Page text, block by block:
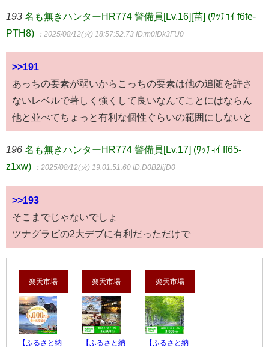
193 名も無きハンターHR774 警備員[Lv.16][苗] (ﾜｯﾁｮｲ f6fe-
PTH8)
：2025/08/12(火) 18:57:52.73 ID:m0IDk3FU0
>>191
あっちの要素が弱いからこっちの要素は他の追随を許さ
ないレベルで著しく強くして良いなんてことにはならん
他と並べてちょっと有利な個性ぐらいの範囲にしないと
196 名も無きハンターHR774 警備員[Lv.17] (ﾜｯﾁｮｲ ff65-
z1xw)
：2025/08/12(火) 19:01:51.60 ID:D0B2lijD0
>>193
そこまでじゃないでしょ
ツナグラビの2大デブに有利だっただけで
楽天市場
【ふるさと納
楽天市場
【ふるさと納
楽天市場
【ふるさと納